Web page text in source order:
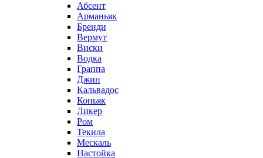
Абсент
Арманьяк
Бренди
Вермут
Виски
Водка
Граппа
Джин
Кальвадос
Коньяк
Ликер
Ром
Текила
Мескаль
Настойка